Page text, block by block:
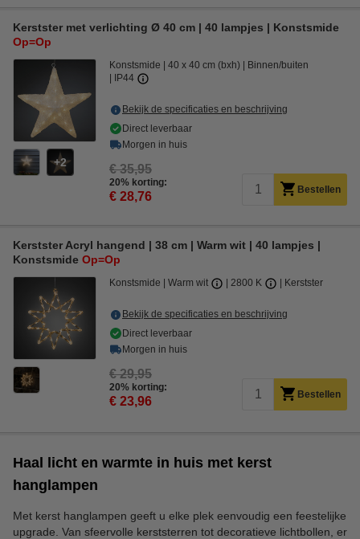
Kerstster met verlichting Ø 40 cm | 40 lampjes | Konstsmide
Op=Op
2
Konstsmide 40 x 40 cm (bxh)
Binnen/buiten
IP44
Bekijk de specificaties en beschrijving
Direct leverbaar
Morgen in huis
€ 35,95
20% korting:
€ 28,76 Bestellen
Kerstster Acryl hangend | 38 cm | Warm wit | 40 lampjes |
Konstsmide Op=Op
Konstsmide Warm wit 2800 K Kerstster
Bekijk de specificaties en beschrijving
Direct leverbaar
Morgen in huis
€ 29,95
20% korting:
€ 23,96 Bestellen
Haal licht en warmte in huis met kerst
hanglampen
Met kerst hanglampen geeft u elke plek eenvoudig een feestelijke
upgrade. Van sfeervolle kerststerren tot decoratieve lichtbollen, er